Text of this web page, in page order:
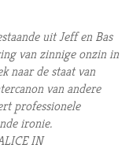
uit Jeff en Bas
van zinnige onzin in
naar de staat van
van andere
professionele
ironie.
IN